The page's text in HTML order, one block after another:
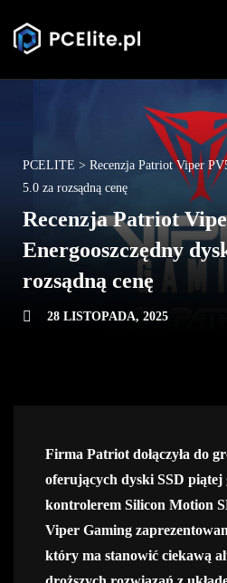
PCELITE > Recenzja Patriot Viper
5.0 za rozsądną cenę
Recenzja Patriot
Energooszczędny
rozsądną cenę
28 LISTOPADA, 2025
Firma Patriot dołączyła do
oferujących dyski SSD piątej
kontrolerem Silicon Motion
Viper Gaming
który ma stanowić ciekawą